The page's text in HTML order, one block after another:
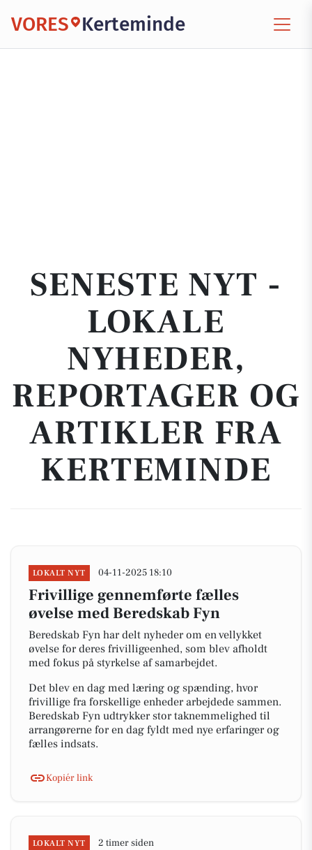
VORES Kerteminde
SENESTE NYT -
LOKALE
NYHEDER,
REPORTAGER OG
ARTIKLER FRA
KERTEMINDE
LOKALT NYT 04-11-2025 18:10
Frivillige gennemførte fælles
øvelse med Beredskab Fyn
Beredskab Fyn har delt nyheder om en vellykket
øvelse for deres frivilligeenhed, som blev afholdt
med fokus på styrkelse af samarbejdet.
Det blev en dag med læring og spænding, hvor
frivillige fra forskellige enheder arbejdede sammen.
Beredskab Fyn udtrykker stor taknemmelighed til
arrangørerne for en dag fyldt med nye erfaringer og
fælles indsats.
Kopiér link
LOKALT NYT 2 timer siden